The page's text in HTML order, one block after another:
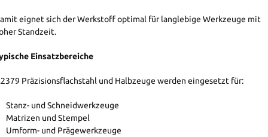
eignet sich der Werkstoff optimal für langlebige Werkzeuge mit
Standzeit.
Einsatzbereiche
Präzisionsflachstahl und Halbzeuge werden eingesetzt für:
Stanz- und Schneidwerkzeuge
Matrizen und Stempel
Umform- und Prägewerkzeuge